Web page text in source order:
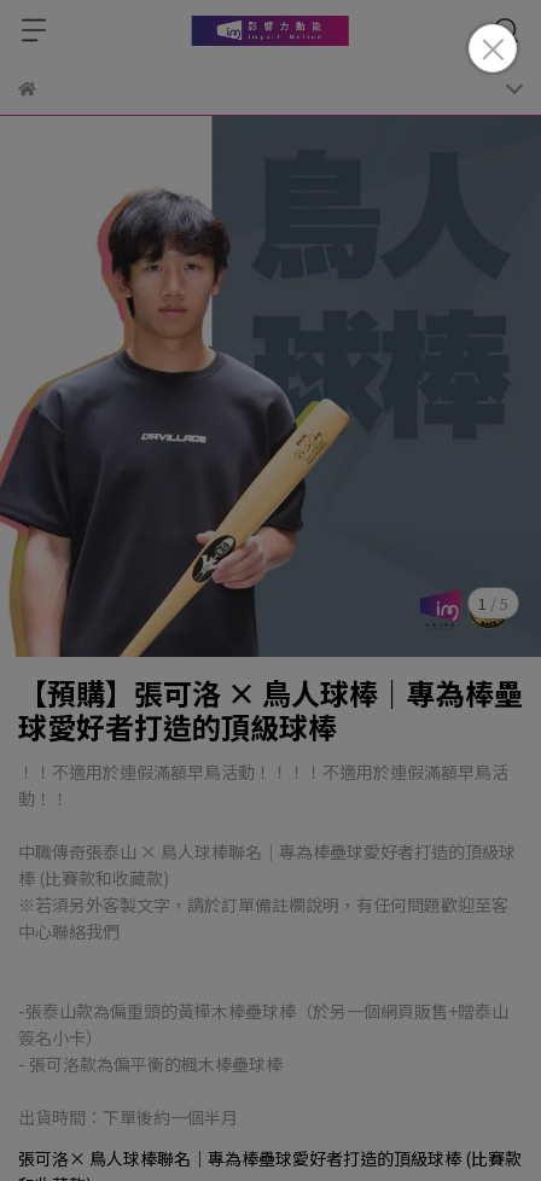
1 /5
【預購】張可洛 × 鳥人球棒｜專為棒壘
球愛好者打造的頂級球棒
！！不適用於連假滿額早鳥活動！！！！不適用於連假滿額早鳥活
動！！
中職傳奇張泰山 × 鳥人球棒聯名｜專為棒壘球愛好者打造的頂級球
棒 (比賽款和收藏款)
※若須另外客製文字，請於訂單備註欄說明，有任何問題歡迎至客
中心聯絡我們
-張泰山款為偏重頭的黃樺木棒壘球棒（於另一個網頁販售+贈泰山
簽名小卡）
- 張可洛款為偏平衡的楓木棒壘球棒
出貨時間：下單後約一個半月
張可洛× 鳥人球棒聯名｜專為棒壘球愛好者打造的頂級球棒 (比賽款